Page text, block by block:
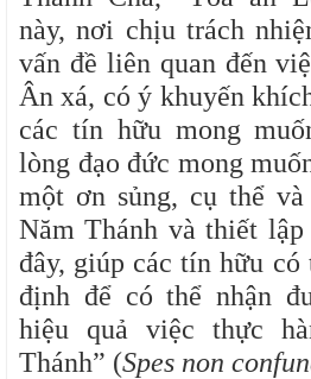
này, nơi chịu trách
vấn đề liên quan đến
Ân xá, có ý khuyến
các tín hữu mong
lòng đạo đức mong
một ơn sủng, cụ thể
Năm Thánh và thiết
đây, giúp các tín hữu có
định để có thể nhận
hiệu quả việc thực
Thánh” (Spes non